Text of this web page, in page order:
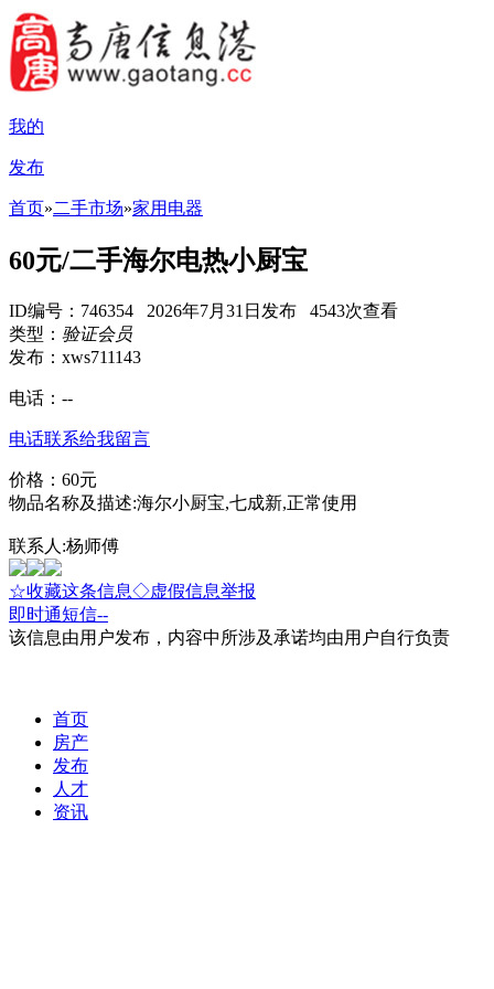
我的
发布
首页»二手市场»家用电器
60元/二手海尔电热小厨宝
ID编号：746354 2026年7月31日发布 4543次查看
类型： 验证会员
发布：xws711143
电话： --
电话联系给我留言
价格：60元
物品名称及描述:海尔小厨宝,七成新,正常使用
联系人:杨师傅
☆收藏这条信息◇虚假信息举报
即时通短信--
该信息由用户发布，内容中所涉及承诺均由用户自行负责
首页
房产
发布
人才
资讯